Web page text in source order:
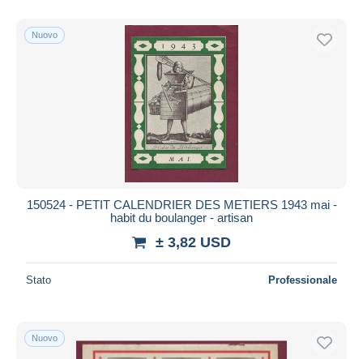
Nuovo
150524 - PETIT CALENDRIER DES METIERS 1943 mai -
habit du boulanger - artisan
± 3,82 USD
Stato Professionale
Nuovo